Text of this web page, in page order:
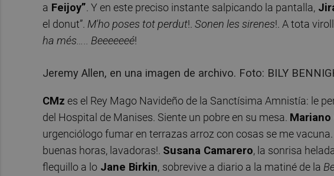
a Feijoy”. Y en este preciso instante salpicando la pantalla,
el donut”. M'ho poses tot perdut!. Sonen les sirenes!. A tota
ha més….. Beeeeeeé!
Jeremy Allen, en una imagen de archivo. Foto: BILY
CMz es el Rey Mago Navideño de la Sanctísima Amnistía: le
del Hospital de Manises. Siente un pobre en su mesa. Mariano
urgenciólogo fumar en terrazas arroz con cosas se me
buenas horas, lavadoras!. Susana Camarero, la sonrisa
flequillo a lo Jane Birkin, sobrevive a diario a la matiné de la